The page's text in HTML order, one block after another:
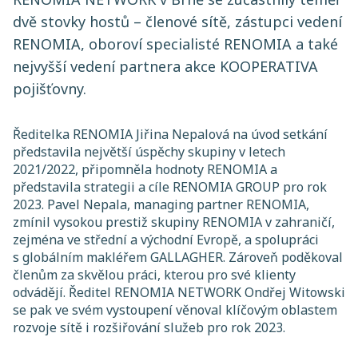
dvě stovky hostů – členové sítě, zástupci vedení
RENOMIA, oboroví specialisté RENOMIA a také
nejvyšší vedení partnera akce KOOPERATIVA
pojišťovny.
Ředitelka RENOMIA Jiřina Nepalová na úvod setkání
představila největší úspěchy skupiny v letech
2021/2022, připomněla hodnoty RENOMIA a
představila strategii a cíle RENOMIA GROUP pro rok
2023. Pavel Nepala, managing partner RENOMIA,
zmínil vysokou prestiž skupiny RENOMIA v zahraničí,
zejména ve střední a východní Evropě, a spolupráci
s globálním makléřem GALLAGHER. Zároveň poděkoval
členům za skvělou práci, kterou pro své klienty
odvádějí. Ředitel RENOMIA NETWORK Ondřej Witowski
se pak ve svém vystoupení věnoval klíčovým oblastem
rozvoje sítě i rozšiřování služeb pro rok 2023.